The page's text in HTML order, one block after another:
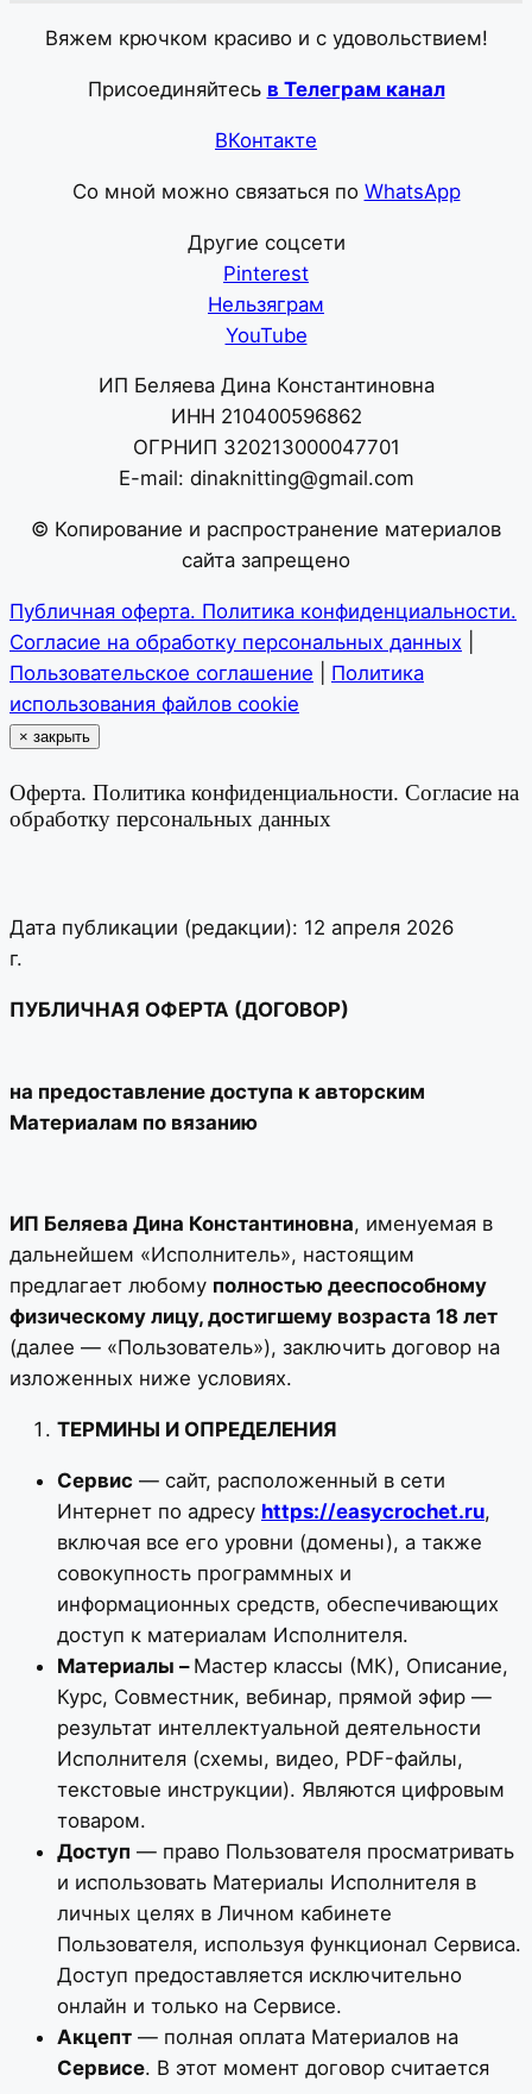
Вяжем крючком красиво и с удовольствием!
Присоединяйтесь в Телеграм канал
ВКонтакте
Со мной можно связаться по WhatsApp
Другие соцсети
Pinterest
Нельзяграм
YouTube
ИП Беляева Дина Константиновна
ИНН 210400596862
ОГРНИП 320213000047701
E-mail: dinaknitting@gmail.com
© Копирование и распространение материалов
сайта запрещено
Публичная оферта. Политика конфиденциальности.
Согласие на обработку персональных данных
Пользовательское соглашение
Политика
использования файлов cookie
× закрыть
Оферта. Политика конфиденциальности. Согласие на
обработку персональных данных
Дата публикации (редакции): 12 апреля 2026
г.
ПУБЛИЧНАЯ ОФЕРТА (ДОГОВОР)
на предоставление доступа к авторским
Материалам по вязанию
ИП Беляева Дина Константиновна, именуемая в
дальнейшем «Исполнитель», настоящим
предлагает любому полностью дееспособному
физическому лицу, достигшему возраста 18 лет
(далее — «Пользователь»), заключить договор на
изложенных ниже условиях.
ТЕРМИНЫ И ОПРЕДЕЛЕНИЯ
Сервис — сайт, расположенный в сети
Интернет по адресу https://easycrochet.ru,
включая все его уровни (домены), а также
совокупность программных и
информационных средств, обеспечивающих
доступ к материалам Исполнителя.
Материалы – Мастер классы (МК), Описание,
Курс, Совместник, вебинар, прямой эфир —
результат интеллектуальной деятельности
Исполнителя (схемы, видео, PDF-файлы,
текстовые инструкции). Являются цифровым
товаром.
Доступ — право Пользователя просматривать
и использовать Материалы Исполнителя в
личных целях в Личном кабинете
Пользователя, используя функционал Сервиса.
Доступ предоставляется исключительно
онлайн и только на Сервисе.
Акцепт — полная оплата Материалов на
Сервисе. В этот момент договор считается